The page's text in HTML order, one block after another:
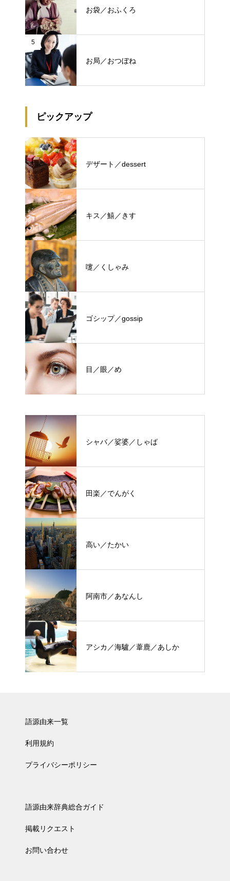
お袋／おふくろ
5
お局／おつぼね
ピックアップ
デザート／dessert
キス／鱚／きす
嚔／くしゃみ
ゴシップ／gossip
目／眼／め
シャバ／娑婆／しゃば
田楽／でんがく
高い／たかい
阿南市／あなんし
アシカ／海驢／葦鹿／あしか
語源由来一覧
利用規約
プライバシーポリシー
語源由来辞典総合ガイド
掲載リクエスト
お問い合わせ